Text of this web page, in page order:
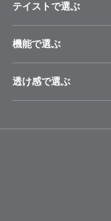
テイストで選ぶ
機能で選ぶ
透け感で選ぶ